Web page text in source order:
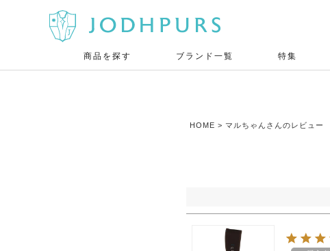
商品を探す ブランド一覧 特集
HOME マルちゃんさんのレビュー